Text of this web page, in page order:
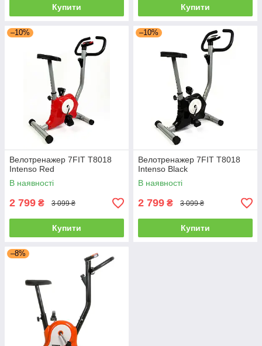
Купити Купити
–10%
Велотренажер 7FIT T8018
Intenso Red
В наявності
2 799 ₴ 3 099 ₴
Купити
–10%
Велотренажер 7FIT T8018
Intenso Black
В наявності
2 799 ₴ 3 099 ₴
Купити
–8%